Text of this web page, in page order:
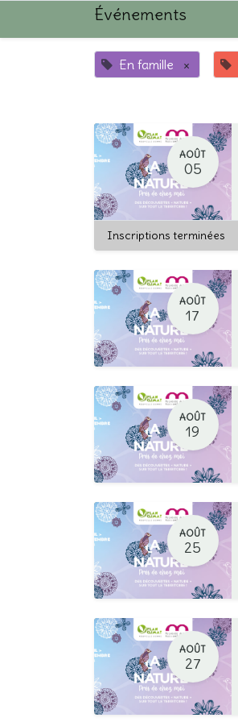
Événements
En famille ×
AOÛT
05
Inscriptions terminées
AOÛT
17
AOÛT
19
AOÛT
25
AOÛT
27